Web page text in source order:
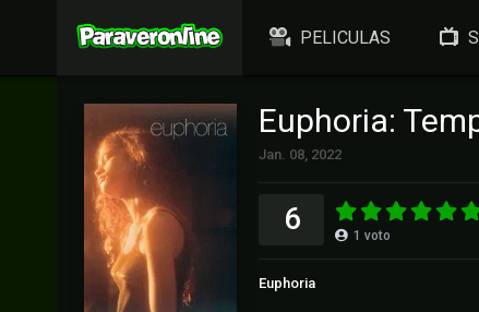
PELICULAS
Euphoria:
Jan. 08, 2022
6 1 voto
Euphoria